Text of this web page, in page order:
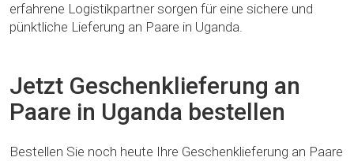
erfahrene Logistikpartner sorgen für eine sichere und
pünktliche Lieferung an Paare in Uganda.
Jetzt Geschenklieferung an
Paare in Uganda bestellen
Bestellen Sie noch heute Ihre Geschenklieferung an Paare